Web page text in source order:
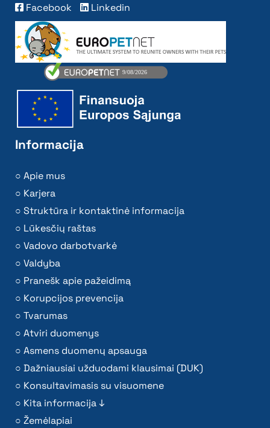
Facebook
Linkedin
Informacija
Apie mus
Karjera
Struktūra ir kontaktinė informacija
Lūkesčių raštas
Vadovo darbotvarkė
Valdyba
Pranešk apie pažeidimą
Korupcijos prevencija
Tvarumas
Atviri duomenys
Asmens duomenų apsauga
Dažniausiai užduodami klausimai (DUK)
Konsultavimasis su visuomene
Kita informacija ↓
Žemėlapiai